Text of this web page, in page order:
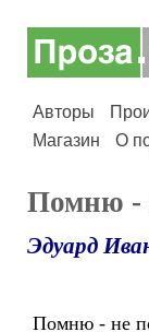
Авторы
Магазин
О
Помню -
Эдуард
Помню - не